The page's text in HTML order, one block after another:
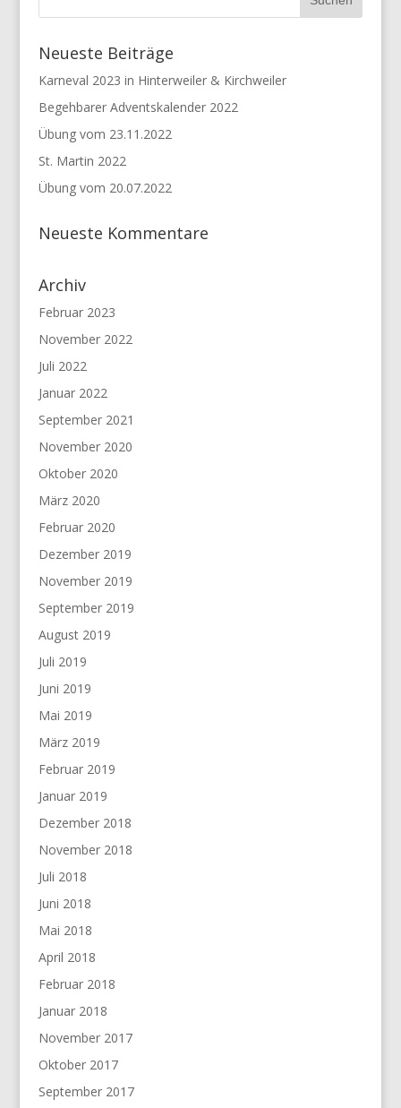
Neueste Beiträge
Karneval 2023 in Hinterweiler & Kirchweiler
Begehbarer Adventskalender 2022
Übung vom 23.11.2022
St. Martin 2022
Übung vom 20.07.2022
Neueste Kommentare
Archiv
Februar 2023
November 2022
Juli 2022
Januar 2022
September 2021
November 2020
Oktober 2020
März 2020
Februar 2020
Dezember 2019
November 2019
September 2019
August 2019
Juli 2019
Juni 2019
Mai 2019
März 2019
Februar 2019
Januar 2019
Dezember 2018
November 2018
Juli 2018
Juni 2018
Mai 2018
April 2018
Februar 2018
Januar 2018
November 2017
Oktober 2017
September 2017